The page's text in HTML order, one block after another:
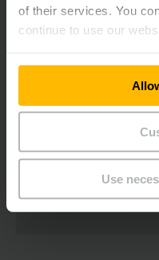
of their services. You
continue to use our
Use